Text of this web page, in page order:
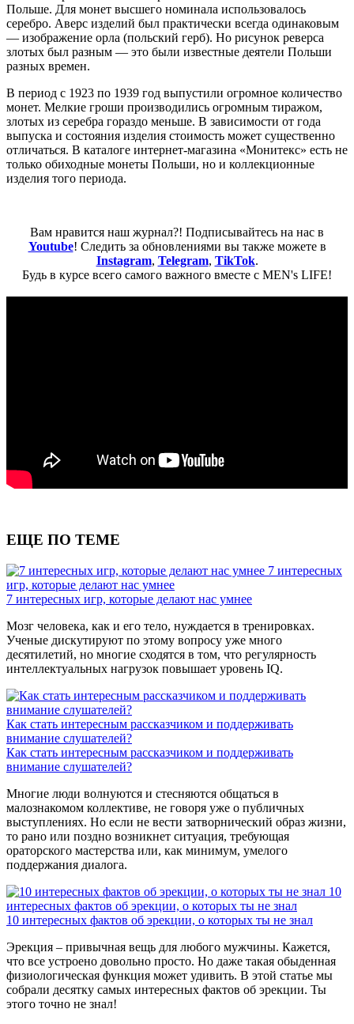
Польше. Для монет высшего номинала использовалось
серебро. Аверс изделий был практически всегда одинаковым
— изображение орла (польский герб). Но рисунок реверса
злотых был разным — это были известные деятели Польши
разных времен.
В период с 1923 по 1939 год выпустили огромное количество
монет. Мелкие гроши производились огромным тиражом,
злотых из серебра гораздо меньше. В зависимости от года
выпуска и состояния изделия стоимость может существенно
отличаться. В каталоге интернет-магазина «Монитекс» есть не
только обиходные монеты Польши, но и коллекционные
изделия того периода.
Вам нравится наш журнал?! Подписывайтесь на нас в
Youtube! Следить за обновлениями вы также можете в
Instagram, Telegram, TikTok.
Будь в курсе всего самого важного вместе с MEN's LIFE!
ЕЩЕ ПО ТЕМЕ
7 интересных
игр, которые делают нас умнее
7 интересных игр, которые делают нас умнее
Мозг человека, как и его тело, нуждается в тренировках.
Ученые дискутируют по этому вопросу уже много
десятилетий, но многие сходятся в том, что регулярность
интеллектуальных нагрузок повышает уровень IQ.
Как стать интересным рассказчиком и поддерживать
внимание слушателей?
Как стать интересным рассказчиком и поддерживать
внимание слушателей?
Многие люди волнуются и стесняются общаться в
малознакомом коллективе, не говоря уже о публичных
выступлениях. Но если не вести затворнический образ жизни,
то рано или поздно возникнет ситуация, требующая
ораторского мастерства или, как минимум, умелого
поддержания диалога.
10
интересных фактов об эрекции, о которых ты не знал
10 интересных фактов об эрекции, о которых ты не знал
Эрекция – привычная вещь для любого мужчины. Кажется,
что все устроено довольно просто. Но даже такая обыденная
физиологическая функция может удивить. В этой статье мы
собрали десятку самых интересных фактов об эрекции. Ты
этого точно не знал!